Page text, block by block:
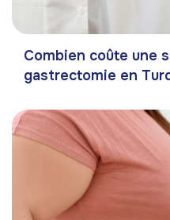
Combien coûte une
gastrectomie en